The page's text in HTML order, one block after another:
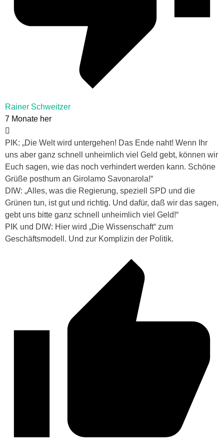
Rainer Schweitzer
7 Monate her
PIK: „Die Welt wird untergehen! Das Ende naht! Wenn Ihr
uns aber ganz schnell unheimlich viel Geld gebt, können wir
Euch sagen, wie das noch verhindert werden kann. Schöne
Grüße posthum an Girolamo Savonarola!“
DIW: „Alles, was die Regierung, speziell SPD und die
Grünen tun, ist gut und richtig. Und dafür, daß wir das sagen,
gebt uns bitte ganz schnell unheimlich viel Geld!“
PIK und DIW: Hier wird „Die Wissenschaft“ zum
Geschäftsmodell. Und zur Komplizin der Politik.